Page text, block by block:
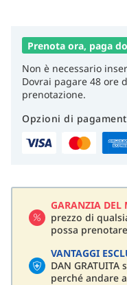
Prenota ora, paga
Non è necessario
Dovrai pagare 48 ore
prenotazione.
Opzioni di
GARANZIA DEL
prezzo di
possa
VANTAGGI
DAN
perché andare